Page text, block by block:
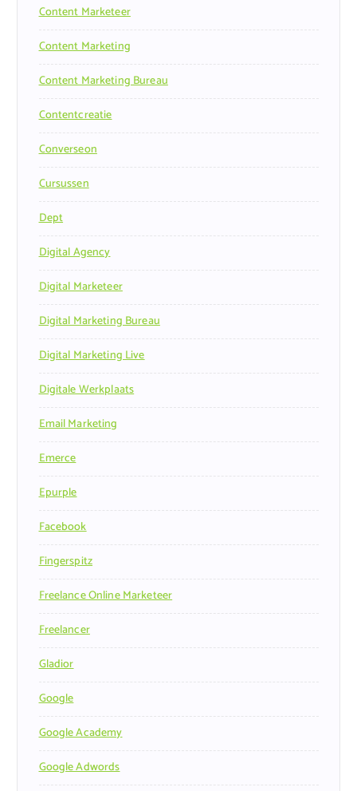
Content Marketeer
Content Marketing
Content Marketing Bureau
Contentcreatie
Converseon
Cursussen
Dept
Digital Agency
Digital Marketeer
Digital Marketing Bureau
Digital Marketing Live
Digitale Werkplaats
Email Marketing
Emerce
Epurple
Facebook
Fingerspitz
Freelance Online Marketeer
Freelancer
Gladior
Google
Google Academy
Google Adwords